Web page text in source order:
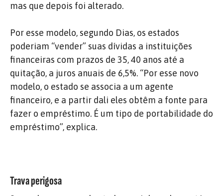
mas que depois foi alterado.
Por esse modelo, segundo Dias, os estados
poderiam “vender” suas dívidas a instituições
financeiras com prazos de 35, 40 anos até a
quitação, a juros anuais de 6,5%. “Por esse novo
modelo, o estado se associa a um agente
financeiro, e a partir dali eles obtêm a fonte para
fazer o empréstimo. É um tipo de portabilidade do
empréstimo”, explica.
Trava perigosa